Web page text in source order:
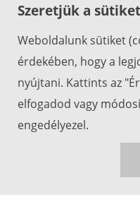
Szeretjük a sütiket
Weboldalunk sütiket
érdekében, hogy a
nyújtani. Kattints az
elfogadod vagy
engedélyezel.